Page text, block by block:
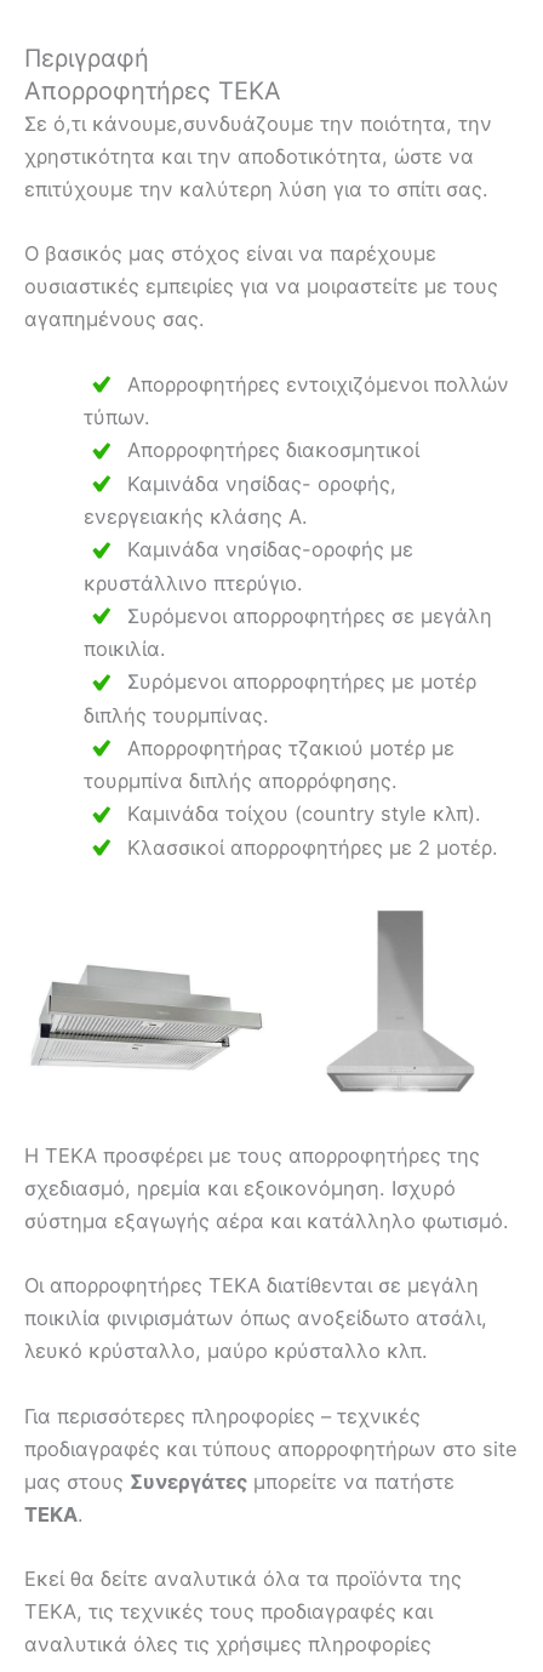
Περιγραφή
Απορροφητήρες ΤΕΚΑ
Σε ό,τι κάνουμε,συνδυάζουμε την ποιότητα, την
χρηστικότητα και την αποδοτικότητα, ώστε να
επιτύχουμε την καλύτερη λύση για το σπίτι σας.
Ο βασικός μας στόχος είναι να παρέχουμε
ουσιαστικές εμπειρίες για να μοιραστείτε με τους
αγαπημένους σας.
Απορροφητήρες εντοιχιζόμενοι πολλών
τύπων.
Απορροφητήρες διακοσμητικοί
Καμινάδα νησίδας- οροφής,
ενεργειακής κλάσης Α.
Καμινάδα νησίδας-οροφής με
κρυστάλλινο πτερύγιο.
Συρόμενοι απορροφητήρες σε μεγάλη
ποικιλία.
Συρόμενοι απορροφητήρες με μοτέρ
διπλής τουρμπίνας.
Απορροφητήρας τζακιού μοτέρ με
τουρμπίνα διπλής απορρόφησης.
Καμινάδα τοίχου (country style κλπ).
Κλασσικοί απορροφητήρες με 2 μοτέρ.
Η ΤΕΚΑ προσφέρει με τους απορροφητήρες της
σχεδιασμό, ηρεμία και εξοικονόμηση. Ισχυρό
σύστημα εξαγωγής αέρα και κατάλληλο φωτισμό.
Οι απορροφητήρες ΤΕΚΑ διατίθενται σε μεγάλη
ποικιλία φινιρισμάτων όπως ανοξείδωτο ατσάλι,
λευκό κρύσταλλο, μαύρο κρύσταλλο κλπ.
Για περισσότερες πληροφορίες – τεχνικές
προδιαγραφές και τύπους απορροφητήρων στο site
μας στους Συνεργάτες μπορείτε να πατήστε
ΤΕΚΑ.
Εκεί θα δείτε αναλυτικά όλα τα προϊόντα της
ΤΕΚΑ, τις τεχνικές τους προδιαγραφές και
αναλυτικά όλες τις χρήσιμες πληροφορίες